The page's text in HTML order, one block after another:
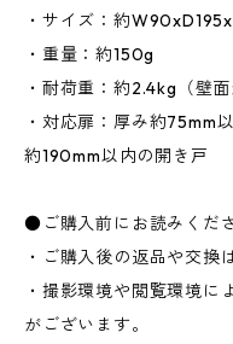
・サイズ：約
・重量：約150g
・耐荷重：約2.4kg（壁面
・対応扉：厚み約
約190mm以内の開き戸
●ご購入前にお読みくだ
・ご購入後の返品や交換
・撮影環境や閲覧環境に
がございます。